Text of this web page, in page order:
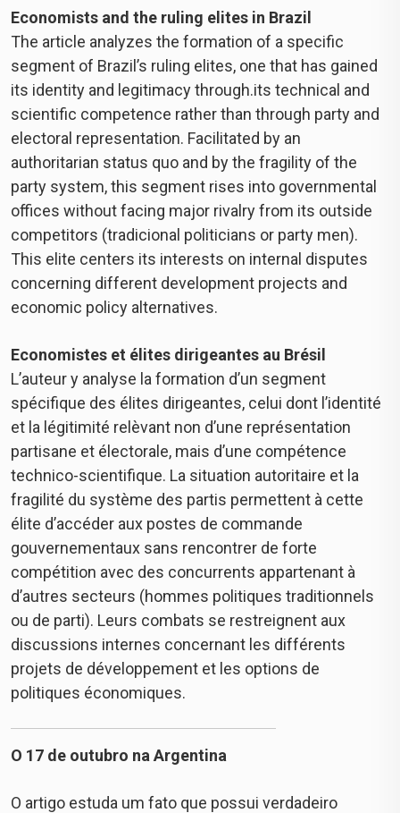
Economists and the ruling elites in Brazil
The article analyzes the formation of a specific
segment of Brazil’s ruling elites, one that has gained
its identity and legitimacy through.its technical and
scientific competence rather than through party and
electoral representation. Facilitated by an
authoritarian status quo and by the fragility of the
party system, this segment rises into governmental
offices without facing major rivalry from its outside
competitors (tradicional politicians or party men).
This elite centers its interests on internal disputes
concerning different development projects and
economic policy alternatives.
Economistes et élites dirigeantes au Brésil
L’auteur y analyse la formation d’un segment
spécifique des élites dirigeantes, celui dont l’identité
et la légitimité relèvant non d’une représentation
partisane et électorale, mais d’une compétence
technico-scientifique. La situation autoritaire et la
fragilité du système des partis permettent à cette
élite d’accéder aux postes de commande
gouvernementaux sans rencontrer de forte
compétition avec des concurrents appartenant à
d’autres secteurs (hommes politiques traditionnels
ou de parti). Leurs combats se restreignent aux
discussions internes concernant les différents
projets de développement et les options de
politiques économiques.
O 17 de outubro na Argentina
O artigo estuda um fato que possui verdadeiro